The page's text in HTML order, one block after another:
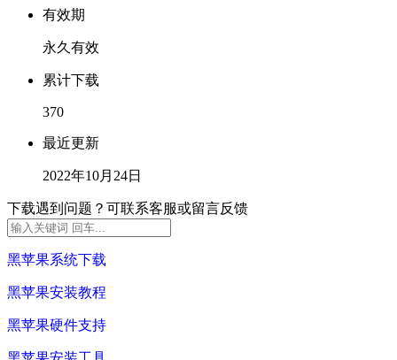
有效期
永久有效
累计下载
370
最近更新
2022年10月24日
下载遇到问题？可联系客服或留言反馈
黑苹果系统下载
黑苹果安装教程
黑苹果硬件支持